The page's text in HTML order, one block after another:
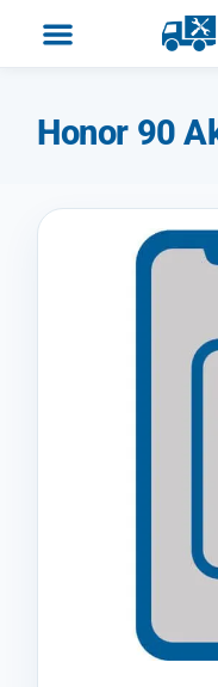
Honor 90